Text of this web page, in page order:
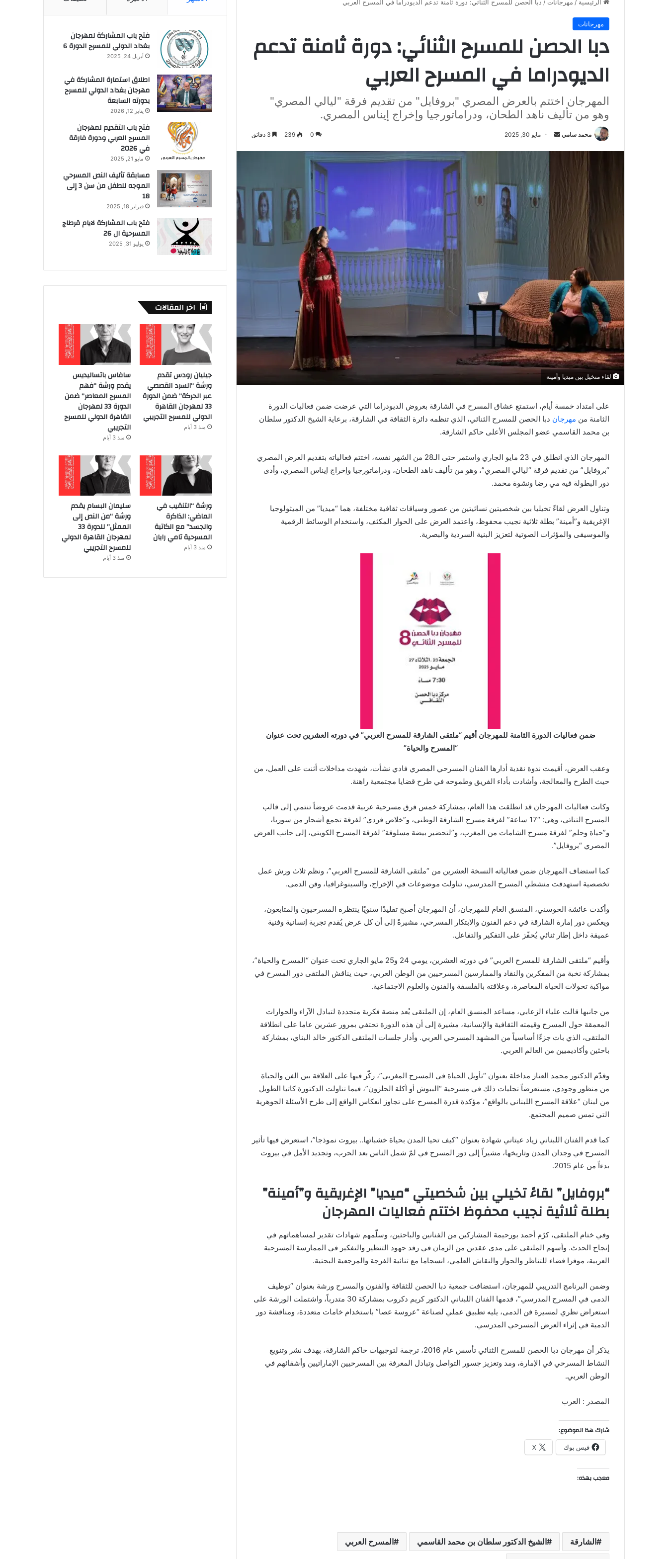
الرئيسية / مهرجانات / دبا الحصن للمسرح الثنائي: دورة ثامنة تدعم الديودراما في المسرح العربي
مهرجانات
دبا الحصن للمسرح الثنائي: دورة ثامنة تدعم
الديودراما في المسرح العربي
المهرجان اختتم بالعرض المصري "بروفايل" من تقديم فرقة "ليالي المصري"
وهو من تأليف ناهد الطحان، ودراماتورجيا وإخراج إيناس المصري.
محمد سامي
أرسل مايو 30, 2025 0
239
لقاء متخيل بين ميديا وأمينة
على امتداد خمسة أيام، استمتع عشاق المسرح في الشارقة بعروض الديودراما التي عرضت ضمن فعاليات الدورة
الثامنة من مهرجان دبا الحصن للمسرح الثنائي، الذي تنظمه دائرة الثقافة في الشارقة، برعاية الشيخ الدكتور سلطان
بن محمد القاسمي عضو المجلس الأعلى حاكم الشارقة.
المهرجان الذي انطلق في 23 مايو الجاري واستمر حتى الـ28 من الشهر نفسه، اختتم فعالياته بتقديم العرض المصري
“بروفايل” من تقديم فرقة “ليالي المصري”، وهو من تأليف ناهد الطحان، ودراماتورجيا وإخراج إيناس المصري، وأدى
دور البطولة فيه مي رضا ونشوة محمد.
وتناول العرض لقاءً تخيليا بين شخصيتين نسائيتين من عصور وسياقات ثقافية مختلفة، هما “ميديا” من الميثولوجيا
الإغريقية و”أمينة” بطلة ثلاثية نجيب محفوظ، واعتمد العرض على الحوار المكثف، واستخدام الوسائط الرقمية
والموسيقى والمؤثرات الصوتية لتعزيز البنية السردية والبصرية.
ضمن فعاليات الدورة الثامنة للمهرجان أقيم “ملتقى الشارقة للمسرح العربي” في دورته العشرين تحت عنوان
“المسرح والحياة”
وعقب العرض، أقيمت ندوة نقدية أدارها الفنان المسرحي المصري فادي نشأت، شهدت مداخلات أثنت على العمل، من
حيث الطرح والمعالجة، وأشادت بأداء الفريق وطموحه في طرح قضايا مجتمعية راهنة.
وكانت فعاليات المهرجان قد انطلقت هذا العام، بمشاركة خمس فرق مسرحية عربية قدمت عروضاً تنتمي إلى قالب
المسرح الثنائي، وهي: “17 ساعة” لفرقة مسرح الشارقة الوطني، و”خلاص فردي” لفرقة تجمع أشجار من سوريا،
و”حياة وحلم” لفرقة مسرح الشامات من المغرب، و”لتحضير بيضة مسلوقة” لفرقة المسرح الكويتي، إلى جانب العرض
المصري “بروفايل”.
كما استضاف المهرجان ضمن فعالياته النسخة العشرين من “ملتقى الشارقة للمسرح العربي”، ونظم ثلاث ورش عمل
تخصصية استهدفت منشطي المسرح المدرسي، تناولت موضوعات في الإخراج، والسينوغرافيا، وفن الدمى.
وأكدت عائشة الحوسني، المنسق العام للمهرجان، أن المهرجان أصبح تقليدًا سنويًا ينتظره المسرحيون والمتابعون،
ويعكس دور إمارة الشارقة في دعم الفنون والابتكار المسرحي، مشيرةً إلى أن كل عرض يُقدم تجربة إنسانية وفنية
عميقة داخل إطار ثنائي يُحفّز على التفكير والتفاعل.
وأقيم “ملتقى الشارقة للمسرح العربي” في دورته العشرين، يومي 24 و25 مايو الجاري تحت عنوان “المسرح والحياة”،
بمشاركة نخبة من المفكرين والنقاد والممارسين المسرحيين من الوطن العربي، حيث يناقش الملتقى دور المسرح في
مواكبة تحولات الحياة المعاصرة، وعلاقته بالفلسفة والفنون والعلوم الاجتماعية.
من جانبها قالت علياء الزعابي، مساعد المنسق العام، إن الملتقى يُعد منصة فكرية متجددة لتبادل الآراء والحوارات
المعمقة حول المسرح وقيمته الثقافية والإنسانية، مشيرة إلى أن هذه الدورة تحتفي بمرور عشرين عاما على انطلاقة
الملتقى، الذي بات جزءًا أساسياً من المشهد المسرحي العربي. وأدار جلسات الملتقى الدكتور خالد البناي، بمشاركة
باحثين وأكاديميين من العالم العربي.
وقدّم الدكتور محمد العناز مداخلة بعنوان “تأويل الحياة في المسرح المغربي”، ركّز فيها على العلاقة بين الفن والحياة
من منظور وجودي، مستعرضاً تجليات ذلك في مسرحية “الببوش أو أكلة الحلزون”، فيما تناولت الدكتورة كاتيا الطويل
من لبنان “علاقة المسرح اللبناني بالواقع”، مؤكدة قدرة المسرح على تجاوز انعكاس الواقع إلى طرح الأسئلة الجوهرية
التي تمس صميم المجتمع.
كما قدم الفنان اللبناني زياد عيتاني شهادة بعنوان “كيف تحيا المدن بحياة خشباتها.. بيروت نموذجا”، استعرض فيها تأثير
المسرح في وجدان المدن وتاريخها، مشيراً إلى دور المسرح في لمّ شمل الناس بعد الحرب، وتجديد الأمل في بيروت
بدءاً من عام 2015.
“بروفايل” لقاءً تخيلي بين شخصيتي “ميديا” الإغريقية و”أمينة”
بطلة ثلاثية نجيب محفوظ اختتم فعاليات المهرجان
وفي ختام الملتقى، كرّم أحمد بورحيمة المشاركين من الفنانين والباحثين، وسلّمهم شهادات تقدير لمساهماتهم في
إنجاح الحدث. وأسهم الملتقى على مدى عقدين من الزمان في رفد جهود التنظير والتفكير في الممارسة المسرحية
العربية، موفرا فضاء للتناظر والحوار والنقاش العلمي، انسجاما مع ثنائية الفرجة والمرجعية البحثية.
وضمن البرنامج التدريبي للمهرجان، استضافت جمعية دبا الحصن للثقافة والفنون والمسرح ورشة بعنوان “توظيف
الدمى في المسرح المدرسي”، قدمها الفنان اللبناني الدكتور كريم دكروب بمشاركة 30 متدرباً، واشتملت الورشة على
استعراض نظري لمسيرة فن الدمى، يليه تطبيق عملي لصناعة “عروسة عصا” باستخدام خامات متعددة، ومناقشة دور
الدمية في إثراء العرض المسرحي المدرسي.
يذكر أن مهرجان دبا الحصن للمسرح الثنائي تأسس عام 2016، ترجمة لتوجيهات حاكم الشارقة، بهدف نشر وتنويع
النشاط المسرحي في الإمارة، ومد وتعزيز جسور التواصل وتبادل المعرفة بين المسرحيين الإماراتيين وأشقائهم في
الوطن العربي.
المصدر : العرب
شارك هذا الموضوع:
فيس بوك X
معجب بهذه:
الشارقة الشيخ الدكتور سلطان بن محمد القاسمي المسرح العربي
وصول الوفد المصري فريق عمل مهرجان
SITFY-Georgia لمطار تبليسي الدولي
فتح باب المشاركة لمهرجان
بغداد الدولي للمسرح الدورة 6
أبريل 24, 2025
اطلاق استمارة المشاركة في
مهرجان بغداد الدولي للمسرح
بدورته السابعة
يناير 12, 2026
فتح باب التقديم لمهرجان
المسرح العربي ودورة فارقة
في 2026
مايو 21, 2025
مسابقة تأليف النص المسرحي
الموجه للطفل من سن 3 إلى
18
فبراير 18, 2025
فتح باب المشاركة لايام قرطاج
المسرحية ال 26
يوليو 31, 2025
اخر المقالات
جيليان رودس تقدم
ورشة “السرد القصصي
عبر الحركة” ضمن الدورة
33 لمهرجان القاهرة
الدولي للمسرح التجريبي
منذ 3 أيام
سافاس باتساليديس
يقدم ورشة “فهم
المسرح المعاصر” ضمن
الدورة 33 لمهرجان
القاهرة الدولي للمسرح
التجريبي
منذ 3 أيام
ورشة “التنقيب في
الماضي: الذاكرة
والجسد” مع الكاتبة
المسرحية تامي رايان
منذ 3 أيام
سليمان البسام يقدم
ورشة “من النص إلى
الممثل” للدورة 33
لمهرجان القاهرة الدولي
للمسرح التجريبي
منذ 3 أيام